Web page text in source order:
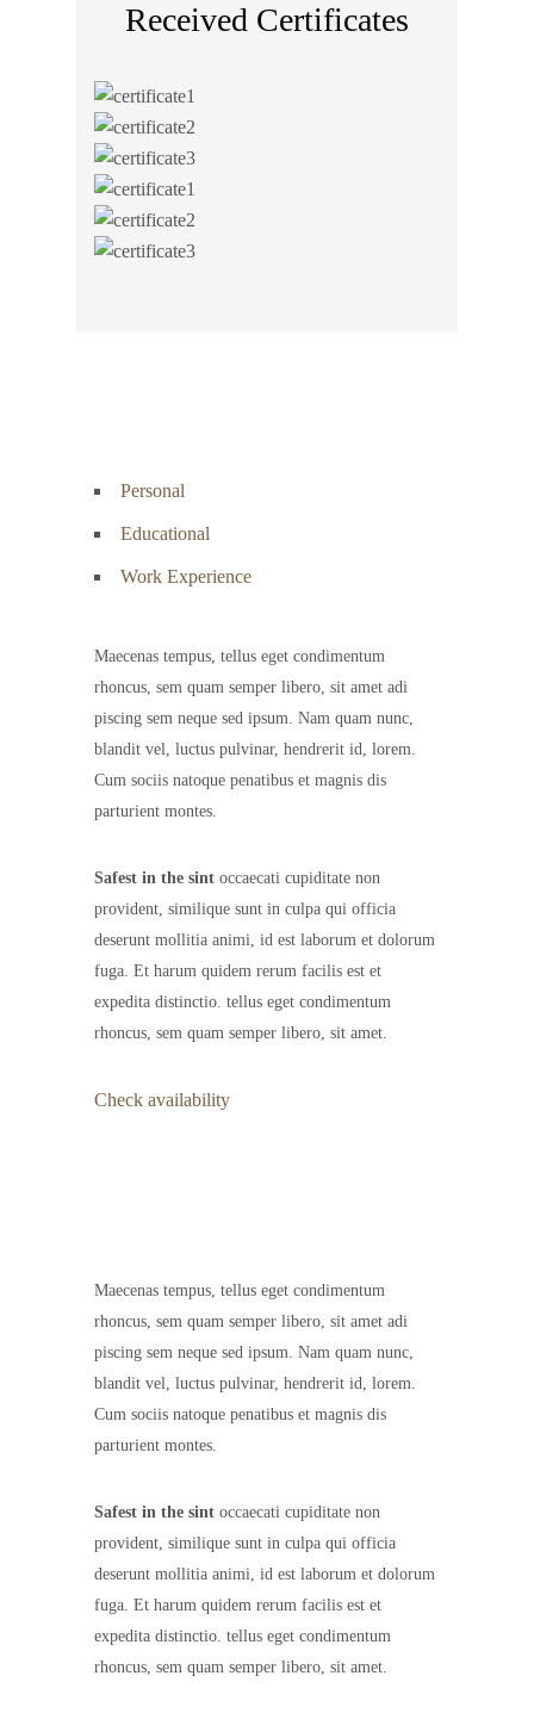
Received Certificates
Personal
Educational
Work Experience
Maecenas tempus, tellus eget condimentum
rhoncus, sem quam semper libero, sit amet adi
piscing sem neque sed ipsum. Nam quam nunc,
blandit vel, luctus pulvinar, hendrerit id, lorem.
Cum sociis natoque penatibus et magnis dis
parturient montes.
Safest in the sint occaecati cupiditate non
provident, similique sunt in culpa qui officia
deserunt mollitia animi, id est laborum et dolorum
fuga. Et harum quidem rerum facilis est et
expedita distinctio. tellus eget condimentum
rhoncus, sem quam semper libero, sit amet.
Check availability
Maecenas tempus, tellus eget condimentum
rhoncus, sem quam semper libero, sit amet adi
piscing sem neque sed ipsum. Nam quam nunc,
blandit vel, luctus pulvinar, hendrerit id, lorem.
Cum sociis natoque penatibus et magnis dis
parturient montes.
Safest in the sint occaecati cupiditate non
provident, similique sunt in culpa qui officia
deserunt mollitia animi, id est laborum et dolorum
fuga. Et harum quidem rerum facilis est et
expedita distinctio. tellus eget condimentum
rhoncus, sem quam semper libero, sit amet.